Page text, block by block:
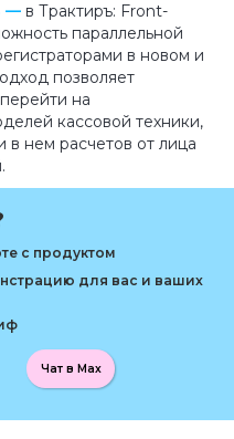
— в Трактиръ: Front-
параллельной
в новом и
позволяет
на
кассовой техники,
в нем расчетов от лица
с продуктом
для вас и ваших
Чат в Max